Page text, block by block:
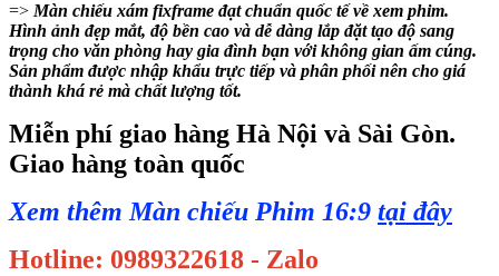
=> Màn chiếu xám fixframe đạt chuẩn quốc tế về xem phim.
Hình ảnh đẹp mắt, độ bền cao và dễ dàng lắp đặt tạo độ sang
trọng cho văn phòng hay gia đình bạn với không gian ấm cúng.
Sản phẩm được nhập khẩu trực tiếp và phân phối nên cho giá
thành khá rẻ mà chất lượng tốt.
Miễn phí giao hàng Hà Nội và Sài Gòn.
Giao hàng toàn quốc
Xem thêm Màn chiếu Phim 16:9 tại đây
Hotline: 0989322618 - Zalo